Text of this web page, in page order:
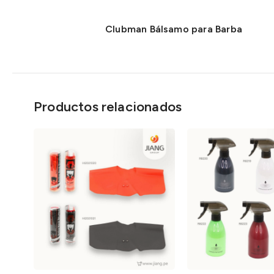
Clubman Bálsamo para Barba
Productos relacionados